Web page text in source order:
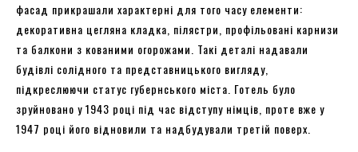
фасад прикрашали характерні для того часу елементи:
декоративна цегляна кладка, пілястри, профільовані карнизи
та балкони з кованими огорожами. Такі деталі надавали
будівлі солідного та представницького вигляду,
підкреслюючи статус губернського міста. Готель було
зруйновано у 1943 році під час відступу німців, проте вже у
1947 році його відновили та надбудували третій поверх.